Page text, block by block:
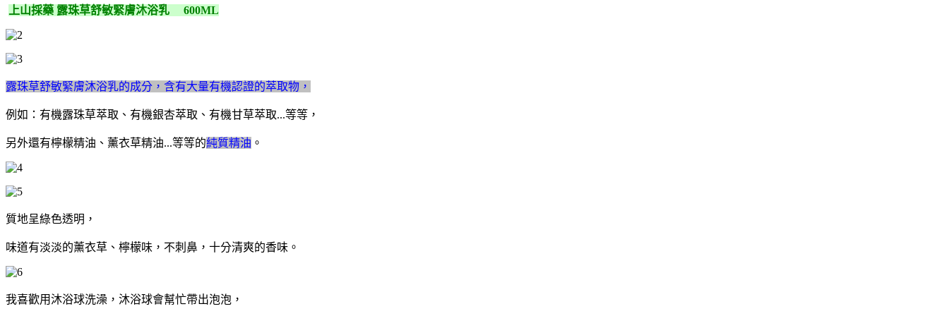
上山採藥 露珠草舒敏緊膚沐浴乳 600ML
露珠草舒敏緊膚沐浴乳的成分，含有大量有機認證的萃取物，
例如：有機露珠草萃取、有機銀杏萃取、有機甘草萃取...等等，
另外還有檸檬精油、薰衣草精油...等等的純質精油 。
質地呈綠色透明，
味道有淡淡的薰衣草、檸檬味，不刺鼻，十分清爽的香味。
我喜歡用沐浴球洗澡，沐浴球會幫忙帶出泡泡，